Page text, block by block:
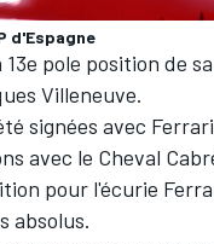
d'Espagne
13e pole position de
Villeneuve.
signées avec Ferrari
avec le Cheval
pour l'écurie
absolus.